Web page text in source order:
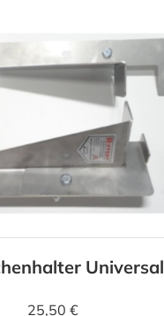
Universal
25,50 €